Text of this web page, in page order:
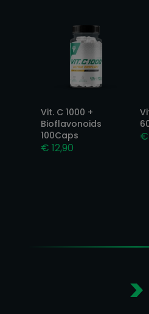
Vit. C 1000 +
Bioflavonoids
100Caps
€ 12,90
€
>